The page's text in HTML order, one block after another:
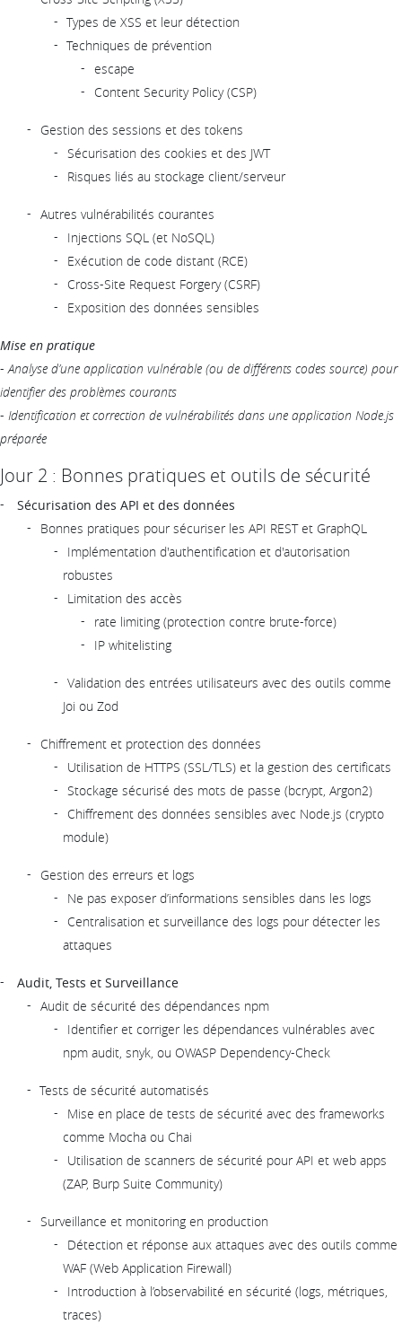
Types de XSS et leur détection
Techniques de prévention
escape
Content Security Policy (CSP)
Gestion des sessions et des tokens
Sécurisation des cookies et des JWT
Risques liés au stockage client/serveur
Autres vulnérabilités courantes
Injections SQL (et NoSQL)
Exécution de code distant (RCE)
Cross-Site Request Forgery (CSRF)
Exposition des données sensibles
Mise en pratique
- Analyse d’une application vulnérable (ou de différents codes source) pour
identifier des problèmes courants
- Identification et correction de vulnérabilités dans une application Node.js
préparée
Jour 2 : Bonnes pratiques et outils de sécurité
Sécurisation des API et des données
Bonnes pratiques pour sécuriser les API REST et GraphQL
Implémentation d'authentification et d'autorisation
robustes
Limitation des accès
rate limiting (protection contre brute-force)
IP whitelisting
Validation des entrées utilisateurs avec des outils comme
Joi ou Zod
Chiffrement et protection des données
Utilisation de HTTPS (SSL/TLS) et la gestion des certificats
Stockage sécurisé des mots de passe (bcrypt, Argon2)
Chiffrement des données sensibles avec Node.js (crypto
module)
Gestion des erreurs et logs
Ne pas exposer d’informations sensibles dans les logs
Centralisation et surveillance des logs pour détecter les
attaques
Audit, Tests et Surveillance
Audit de sécurité des dépendances npm
Identifier et corriger les dépendances vulnérables avec
npm audit, snyk, ou OWASP Dependency-Check
Tests de sécurité automatisés
Mise en place de tests de sécurité avec des frameworks
comme Mocha ou Chai
Utilisation de scanners de sécurité pour API et web apps
(ZAP, Burp Suite Community)
Surveillance et monitoring en production
Détection et réponse aux attaques avec des outils comme
WAF (Web Application Firewall)
Introduction à l’observabilité en sécurité (logs, métriques,
traces)